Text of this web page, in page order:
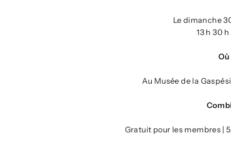
Le dimanche
13 h 30 h
Où
Au Musée de la
Gratuit pour les membres |